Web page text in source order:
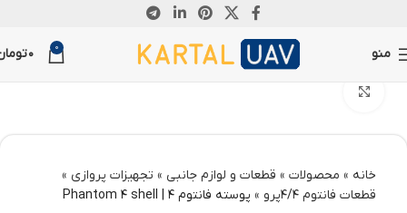
منو 0
0
خانه » محصولات » قطعات و لوازم جانبی » تجهیزات پروازی »
قطعات فانتوم 4/4پرو
» پوسته فانتوم 4 | Phantom 4 shell